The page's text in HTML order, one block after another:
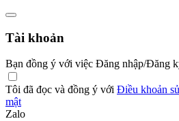
Tài khoản
Bạn đồng ý với việc Đăng nhập/Đăng
Tôi đã đọc và đồng ý với Điều khoản
mật
Zalo